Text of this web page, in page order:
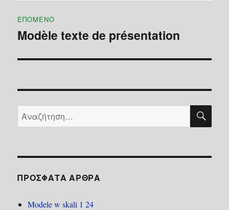
ΕΠΌΜΕΝΟ
Επόμενο
Modèle texte de présentation
Αναζήτηση
για:
ΠΡΌΣΦΑΤΑ ΆΡΘΡΑ
Modele w skali 1 24